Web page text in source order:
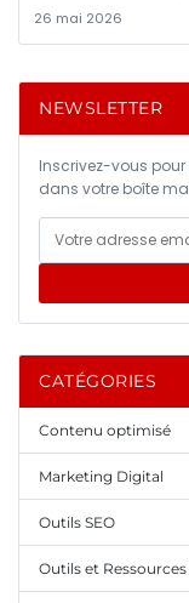
26 mai 2026
NEWSLETTER
Inscrivez-vous
dans votre boîte
CATÉGORIES
Contenu optimisé
Marketing Digital
Outils SEO
Outils et Ressources